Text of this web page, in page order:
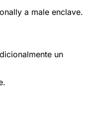
a male enclave.
un